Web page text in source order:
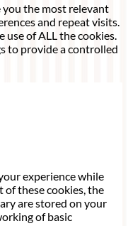
you the most relevant
and repeat visits.
use of ALL the cookies.
to provide a controlled
experience while
these cookies, the
are stored on your
of basic